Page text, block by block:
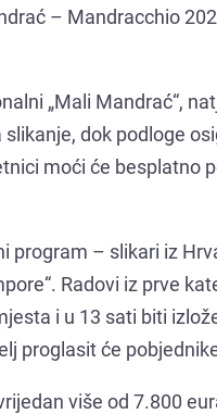
– Mandracchio
„Mali Mandrać“,
dok podloge
moći će besplatno
program – slikari iz
Radovi iz prve
i u 13 sati biti
proglasit će
više od 7.800